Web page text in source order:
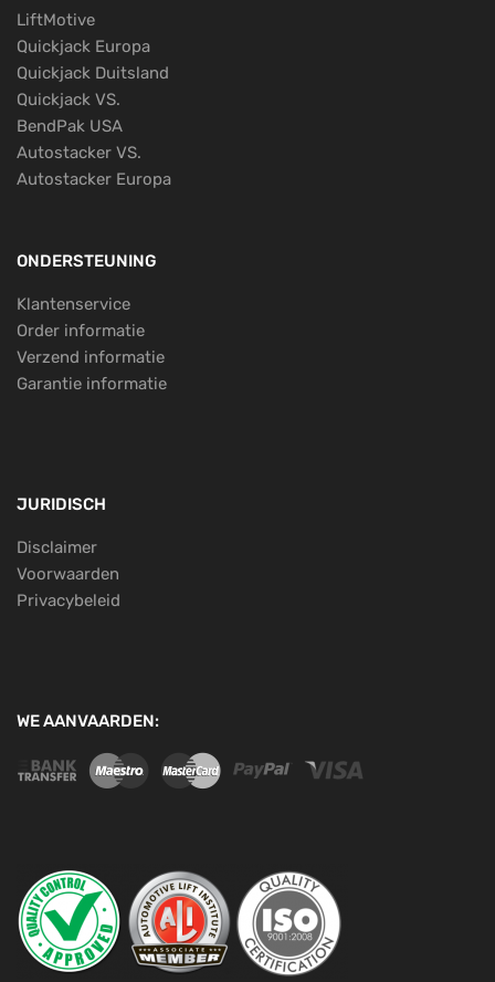
LiftMotive
Quickjack Europa
Quickjack Duitsland
Quickjack VS.
BendPak USA
Autostacker VS.
Autostacker Europa
ONDERSTEUNING
Klantenservice
Order informatie
Verzend informatie
Garantie informatie
JURIDISCH
Disclaimer
Voorwaarden
Privacybeleid
WE AANVAARDEN: